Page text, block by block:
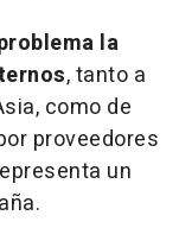
la
, tanto a
como de
proveedores
un